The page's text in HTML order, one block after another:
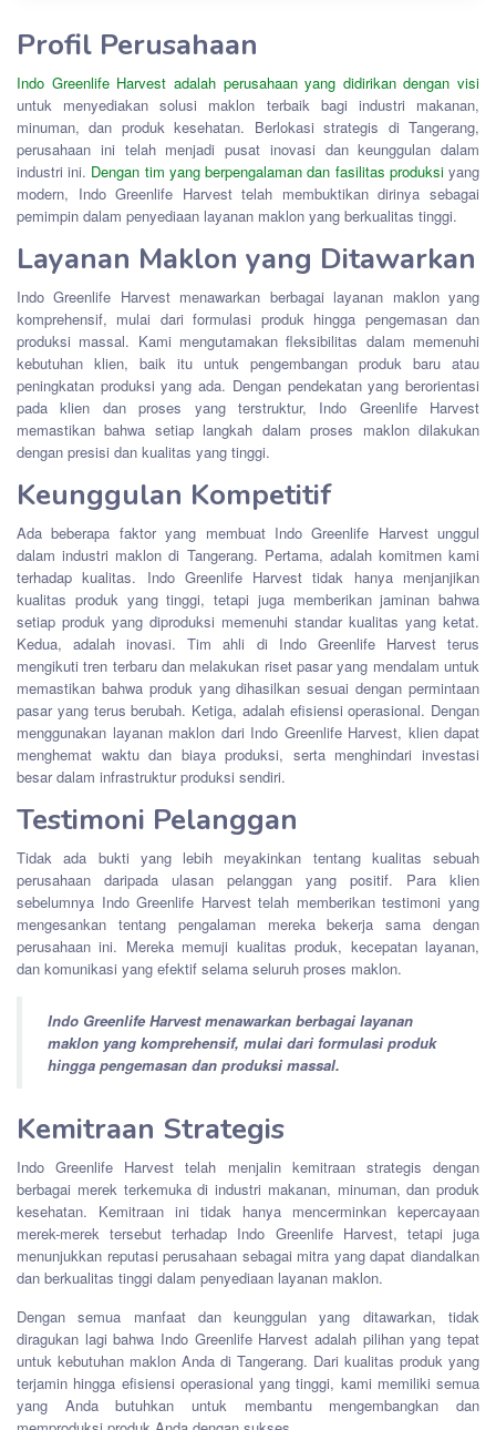
Profil Perusahaan
Indo Greenlife Harvest adalah perusahaan yang didirikan dengan visi
untuk menyediakan solusi maklon terbaik bagi industri makanan,
minuman, dan produk kesehatan. Berlokasi strategis di Tangerang,
perusahaan ini telah menjadi pusat inovasi dan keunggulan dalam
industri ini. Dengan tim yang berpengalaman dan fasilitas produksiyang
modern, Indo Greenlife Harvest telah membuktikan dirinya sebagai
pemimpin dalam penyediaan layanan maklon yang berkualitas tinggi.
Layanan Maklon yang Ditawarkan
Indo Greenlife Harvest menawarkan berbagai layanan maklon yang
komprehensif, mulai dari formulasi produk hingga pengemasan dan
produksi massal. Kami mengutamakan fleksibilitas dalam memenuhi
kebutuhan klien, baik itu untuk pengembangan produk baru atau
peningkatan produksi yang ada. Dengan pendekatan yang berorientasi
pada klien dan proses yang terstruktur, Indo Greenlife Harvest
memastikan bahwa setiap langkah dalam proses maklon dilakukan
dengan presisi dan kualitas yang tinggi.
Keunggulan Kompetitif
Ada beberapa faktor yang membuat Indo Greenlife Harvest unggul
dalam industri maklon di Tangerang. Pertama, adalah komitmen kami
terhadap kualitas. Indo Greenlife Harvest tidak hanya menjanjikan
kualitas produk yang tinggi, tetapi juga memberikan jaminan bahwa
setiap produk yang diproduksi memenuhi standar kualitas yang ketat.
Kedua, adalah inovasi. Tim ahli di Indo Greenlife Harvest terus
mengikuti tren terbaru dan melakukan riset pasar yang mendalam untuk
memastikan bahwa produk yang dihasilkan sesuai dengan permintaan
pasar yang terus berubah. Ketiga, adalah efisiensi operasional. Dengan
menggunakan layanan maklon dari Indo Greenlife Harvest, klien dapat
menghemat waktu dan biaya produksi, serta menghindari investasi
besar dalam infrastruktur produksi sendiri.
Testimoni Pelanggan
Tidak ada bukti yang lebih meyakinkan tentang kualitas sebuah
perusahaan daripada ulasan pelanggan yang positif. Para klien
sebelumnya Indo Greenlife Harvest telah memberikan testimoni yang
mengesankan tentang pengalaman mereka bekerja sama dengan
perusahaan ini. Mereka memuji kualitas produk, kecepatan layanan,
dan komunikasi yang efektif selama seluruh proses maklon.
Indo Greenlife Harvest menawarkan berbagai layanan
maklon yang komprehensif, mulai dari formulasi produk
hingga pengemasan dan produksi massal.
Kemitraan Strategis
Indo Greenlife Harvest telah menjalin kemitraan strategis dengan
berbagai merek terkemuka di industri makanan, minuman, dan produk
kesehatan. Kemitraan ini tidak hanya mencerminkan kepercayaan
merek-merek tersebut terhadap Indo Greenlife Harvest, tetapi juga
menunjukkan reputasi perusahaan sebagai mitra yang dapat diandalkan
dan berkualitas tinggi dalam penyediaan layanan maklon.
Dengan semua manfaat dan keunggulan yang ditawarkan, tidak
diragukan lagi bahwa Indo Greenlife Harvest adalah pilihan yang tepat
untuk kebutuhan maklon Anda di Tangerang. Dari kualitas produk yang
terjamin hingga efisiensi operasional yang tinggi, kami memiliki semua
yang Anda butuhkan untuk membantu mengembangkan dan